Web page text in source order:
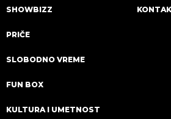
SHOWBIZZ
PRIČE
SLOBODNO VREME
FUN BOX
KULTURA I UMETNOST